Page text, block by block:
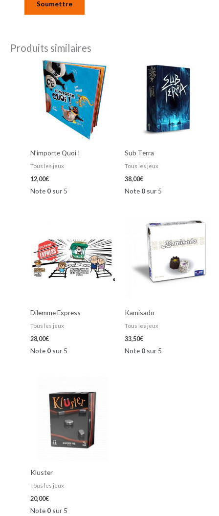
Produits similaires
N’importe Quoi !
Tous les jeux
12,00€
Note 0 sur 5
Sub Terra
Tous les jeux
38,00€
Note 0sur 5
Dilemme Express
Tous les jeux
28,00€
Note 0 sur 5
Kamisado
Tous les jeux
33,50€
Note 0sur 5
Kluster
Tous les jeux
20,00€
Note 0 sur 5